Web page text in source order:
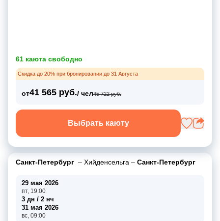
61 каюта свободно
Скидка до 20% при бронировании до 31 Августа
от41 565 руб./ чел45 722 руб.
Выбрать каюту
Санкт-Петербург – Хийденсельга – Санкт-Петербург
29 мая 2026
пт, 19:00
3 дн / 2 нч
31 мая 2026
вс, 09:00